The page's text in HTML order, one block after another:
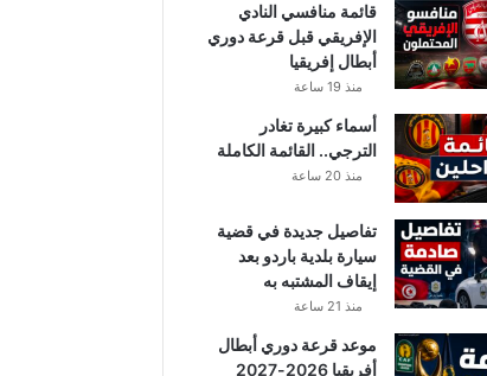
قائمة منافسي النادي
الإفريقي قبل قرعة دوري
أبطال إفريقيا
منذ 19 ساعة
أسماء كبيرة تغادر
الترجي.. القائمة الكاملة
منذ 20 ساعة
تفاصيل جديدة في قضية
سيارة بلدية باردو بعد
إيقاف المشتبه به
منذ 21 ساعة
موعد قرعة دوري أبطال
أفريقيا 2026-2027